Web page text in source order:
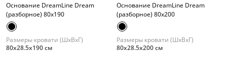
Основание DreamLine Dream
(разборное) 80x190
Размеры кровати (ШхВхГ)
80х28.5х190 см
Основание DreamLine Dream
(разборное) 80x200
Размеры кровати (ШхВхГ)
80х28.5х200 см